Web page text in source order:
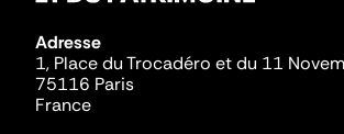
Adresse
1, Place du Trocadéro et du 11
75116 Paris
France